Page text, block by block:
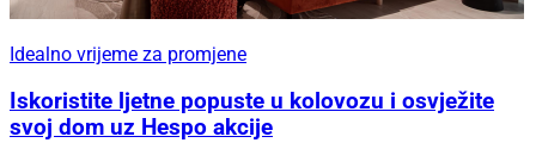
Idealno vrijeme za promjene
Iskoristite ljetne popuste u kolovozu i osvježite
svoj dom uz Hespo akcije